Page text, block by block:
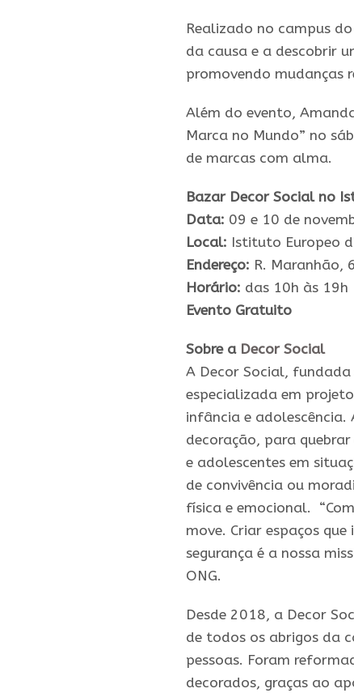
Realizado no campus
da causa e a descobrir
promovendo mudanças
Além do evento,
Marca no Mundo” no
de marcas com alma.
Bazar Decor Social no
Data: 09 e 10 de
Local: Istituto Europeo
Endereço: R. Maranhão,
Horário: das 10h às 19h
Evento Gratuito
Sobre a Decor Social
A Decor Social,
especializada em
infância e adolescência.
decoração, para
e adolescentes em
de convivência ou
física e emocional.
move. Criar espaços
segurança é a nossa
ONG.
Desde 2018, a Decor
de todos os abrigos da
pessoas. Foram
decorados, graças ao